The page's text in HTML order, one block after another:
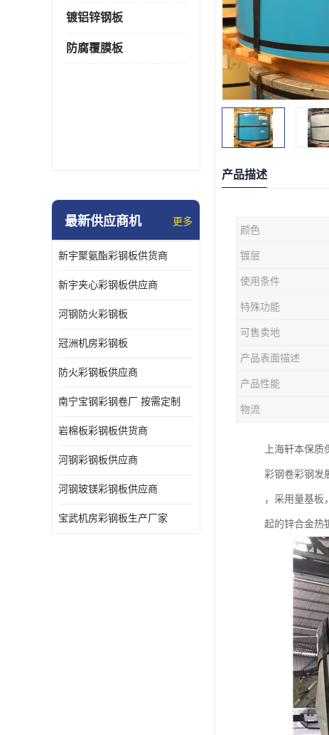
镀铝锌钢板
防腐覆膜板
最新供应商机 更多
新宇聚氨酯彩钢板供货商
新宇夹心彩钢板供应商
河钢防火彩钢板
冠洲机房彩钢板
防火彩钢板供应商
南宁宝钢彩钢卷厂 按需定制
岩棉板彩钢板供货商
河钢彩钢板供应商
河钢玻镁彩钢板供应商
宝武机房彩钢板生产厂家
产品描述
颜色
镀层
使用条件
特殊功能
可售卖地
产品表面描述
产品性能
物流
上海轩本保
彩钢卷彩钢发
，采用量基板
起的锌合金热